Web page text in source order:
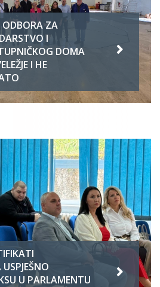
ODBORA ZA
I
DOMA
I HE
U PARLAMENTU